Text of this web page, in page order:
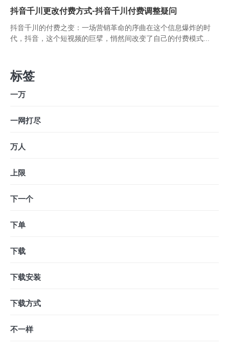
抖音千川更改付费方式-抖音千川付费调整疑问
抖音千川的付费之变：一场营销革命的序曲在这个信息爆炸的时
代，抖音，这个短视频的巨擘，悄然间改变了自己的付费模式...
标签
一万
一网打尽
万人
上限
下一个
下单
下载
下载安装
下载方式
不一样